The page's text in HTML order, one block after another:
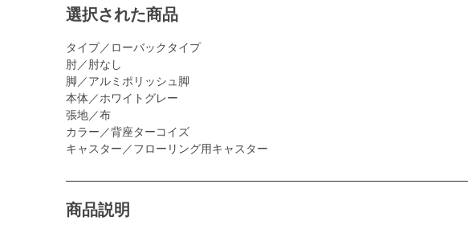
選択された商品
タイプ／ローバックタイプ
肘／肘なし
脚／アルミポリッシュ脚
本体／ホワイトグレー
張地／布
カラー／背座ターコイズ
キャスター／フローリング用キャスター
商品説明